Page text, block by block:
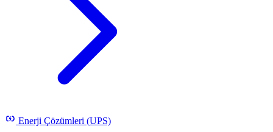
Enerji Çözümleri (UPS)